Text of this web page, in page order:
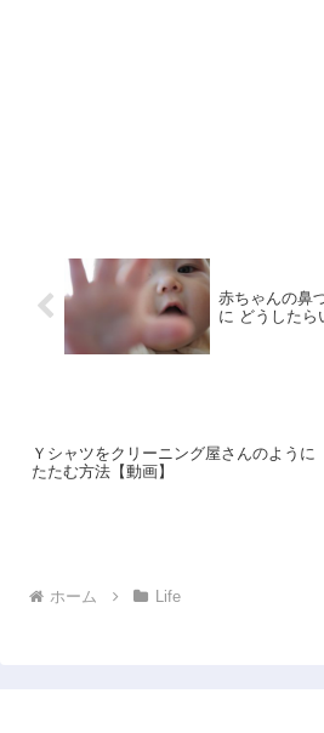
赤ちゃんの鼻
に どうしたら
Ｙシャツをクリーニング屋さんのように
たたむ方法【動画】
ホーム Life